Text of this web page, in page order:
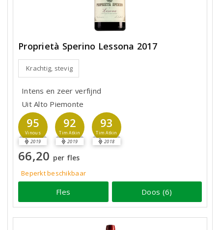
Proprietà Sperino Lessona 2017
Krachtig, stevig
Intens en zeer verfijnd
Uit Alto Piemonte
95
Vinous
2019
92
Tim Atkin
2019
93
Tim Atkin
2018
66,20 per fles
Beperkt beschikbaar
Fles Doos (6)